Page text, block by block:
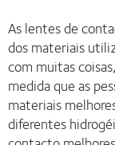
As lentes de
dos materiais
com muitas
medida que as
materiais
diferentes